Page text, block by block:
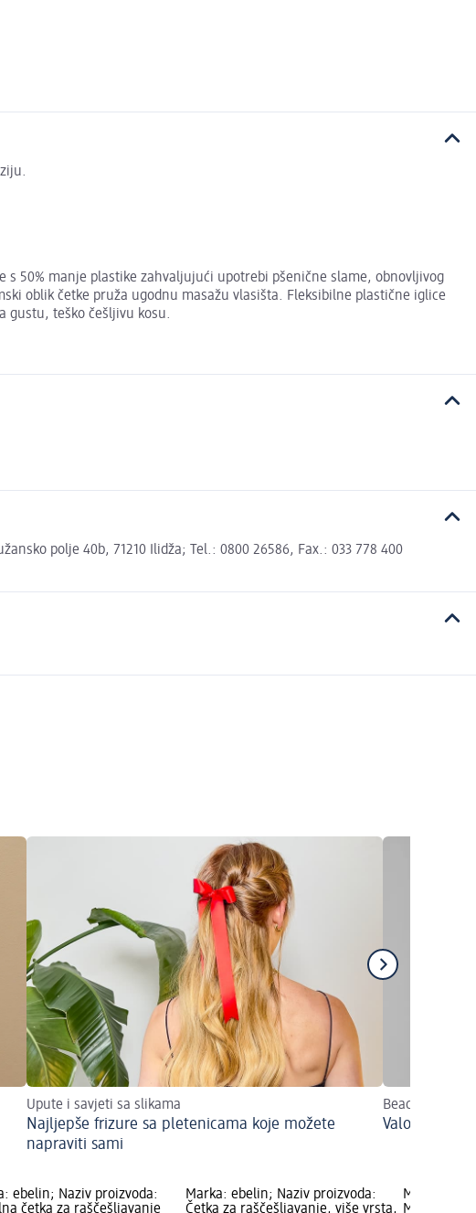
50% manje plastike zahvaljujući upotrebi pšenične slame, obnovljivog
oblik četke pruža ugodnu masažu vlasišta. Fleksibilne plastične iglice
gustu, teško češljivu kosu.
polje 40b, 71210 Ilidža; Tel.: 0800 26586, Fax.: 033 778 400
Upute i savjeti sa slikama
Najljepše frizure sa pletenicama koje možete
napraviti sami
Beach Waves
Valovita
ebelin; Naziv proizvoda:
četka za raščešljavanje
Marka: ebelin; Naziv proizvoda:
Četka za raščešljavanje, više vrsta,
Marka:
Mini